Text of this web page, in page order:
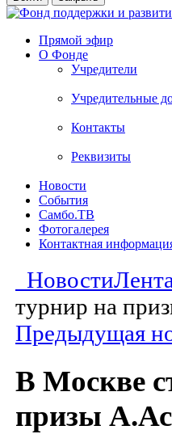
Прямой эфир
О Фонде
Учредители
Учредительные
Контакты
Реквизиты
Новости
События
Самбо.ТВ
Фотогалерея
Контактная
Новости
турнир на
Предыдущая
В Москве
призы